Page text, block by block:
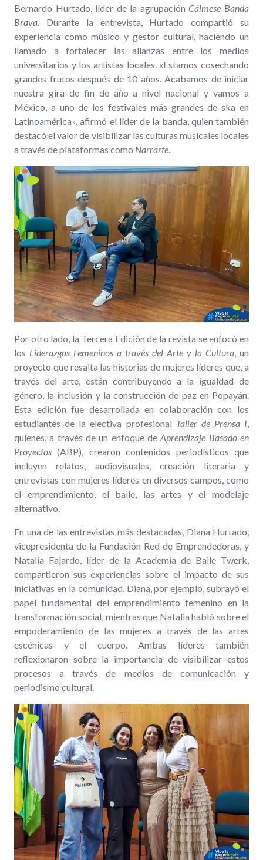
Bernardo Hurtado, líder de la agrupaciónCálmese Banda
Brava . Durante la entrevista, Hurtado compartió su
experiencia como músico y gestor cultural, haciendo un
llamado a fortalecer las alianzas entre los medios
universitarios y los artistas locales. «Estamos cosechando
grandes frutos después de 10 años. Acabamos de iniciar
nuestra gira de fin de año a nivel nacional y vamos a
México, a uno de los festivales más grandes de ska en
Latinoamérica», afirmó el líder de la banda, quien también
destacó el valor de visibilizar las culturas musicales locales
a través de plataformas como Narrarte
Por otro lado, la Tercera Edición de la revista se enfocó en
los Liderazgos Femeninos a través del Arte y la Cultura , un
proyecto que resalta las historias de mujeres líderes que, a
través del arte, están contribuyendo a la igualdad de
género, la inclusión y la construcción de paz en Popayán.
Esta edición fue desarrollada en colaboración con los
estudiantes de la electiva profesional Taller de Prensa I
quienes, a través de un enfoque deAprendizaje Basado en
Proyectos (ABP), crearon contenidos periodísticos que
incluyen relatos, audiovisuales, creación literaria y
entrevistas con mujeres líderes en diversos campos, como
el emprendimiento, el baile, las artes y el modelaje
alternativo.
En una de las entrevistas más destacadas, Diana Hurtado,
vicepresidenta de la Fundación Red de Emprendedoras, y
Natalia Fajardo, líder de la Academia de Baile Twerk,
compartieron sus experiencias sobre el impacto de sus
iniciativas en la comunidad. Diana, por ejemplo, subrayó el
papel fundamental del emprendimiento femenino en la
transformación social, mientras que Natalia habló sobre el
empoderamiento de las mujeres a través de las artes
escénicas y el cuerpo. Ambas líderes también
reflexionaron sobre la importancia de visibilizar estos
procesos a través de medios de comunicación y
periodismo cultural.